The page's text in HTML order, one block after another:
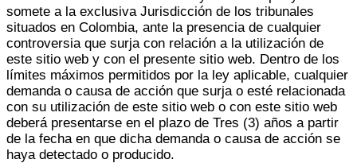
somete a la exclusiva Jurisdicción de los tribunales
situados en Colombia, ante la presencia de cualquier
controversia que surja con relación a la utilización de
este sitio web y con el presente sitio web. Dentro de los
límites máximos permitidos por la ley aplicable, cualquier
demanda o causa de acción que surja o esté relacionada
con su utilización de este sitio web o con este sitio web
deberá presentarse en el plazo de Tres (3) años a partir
de la fecha en que dicha demanda o causa de acción se
haya detectado o producido.